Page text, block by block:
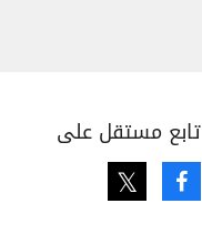
تابع مستقل على
Facebook
Twitter